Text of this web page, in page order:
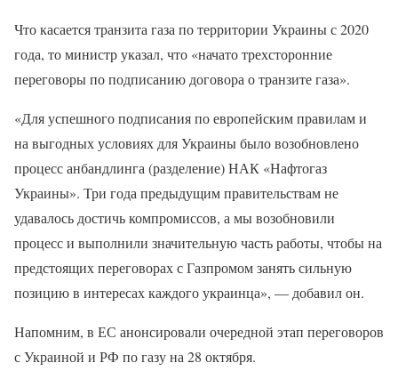
Что касается транзита газа по территории Украины с 2020
года, то министр указал, что «начато трехсторонние
переговоры по подписанию договора о транзите газа».
«Для успешного подписания по европейским правилам и
на выгодных условиях для Украины было возобновлено
процесс анбандлинга (разделение) НАК «Нафтогаз
Украины». Три года предыдущим правительствам не
удавалось достичь компромиссов, а мы возобновили
процесс и выполнили значительную часть работы, чтобы на
предстоящих переговорах с Газпромом занять сильную
позицию в интересах каждого украинца», — добавил он.
Напомним, в ЕС анонсировали очередной этап переговоров
с Украиной и РФ по газу на 28 октября.